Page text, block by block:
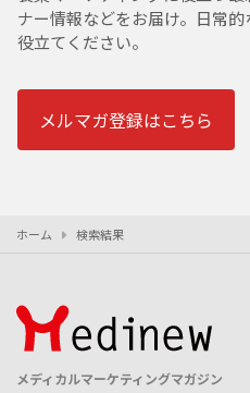
ナー情報などをお届け。日常
役立てください。
メルマガ登録はこちら
ホーム 検索結果
メディカルマーケティングマガジン